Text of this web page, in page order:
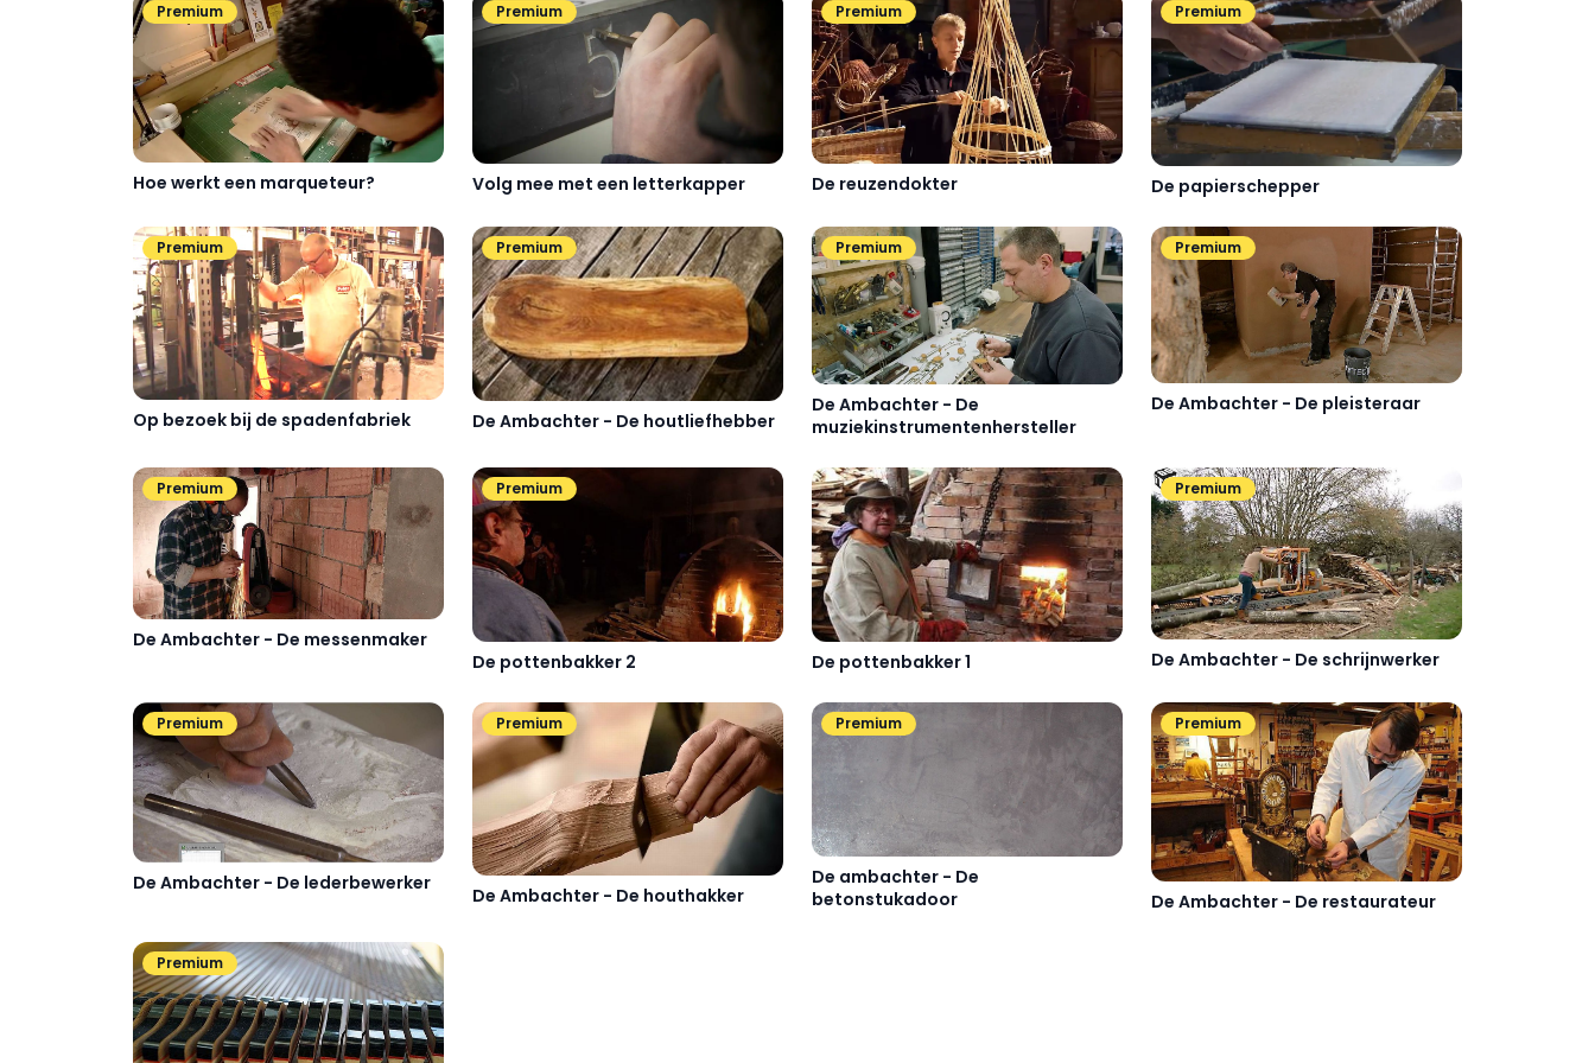
Premium
Hoe werkt een marqueteur?
Premium
Volg mee met een letterkapper
Premium
De reuzendokter
Premium
De papierschepper
Premium
Op bezoek bij de spadenfabriek
Premium
De Ambachter - De houtliefhebber
Premium
De Ambachter - De
muziekinstrumentenhersteller
Premium
De Ambachter - De pleisteraar
Premium
De Ambachter - De messenmaker
Premium
De pottenbakker 2 De pottenbakker 1
Premium
De Ambachter - De schrijnwerker
Premium
De Ambachter - De lederbewerker
Premium
De Ambachter - De houthakker
Premium
De ambachter - De
betonstukadoor
Premium
De Ambachter - De restaurateur
Premium